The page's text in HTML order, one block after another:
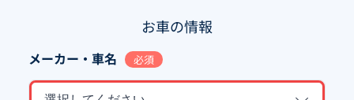
お車の情報
メーカー・車名 必須